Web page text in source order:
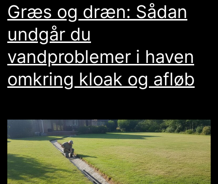
Græs og dræn: Sådan
undgår du
vandproblemer i haven
omkring kloak og afløb